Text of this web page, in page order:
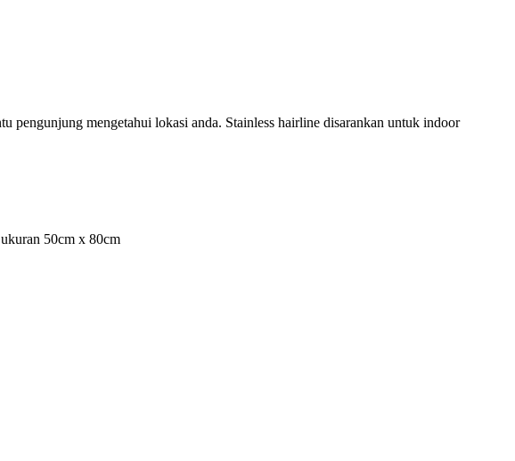
pengunjung mengetahui lokasi anda. Stainless hairline disarankan untuk indoor
50cm x 80cm